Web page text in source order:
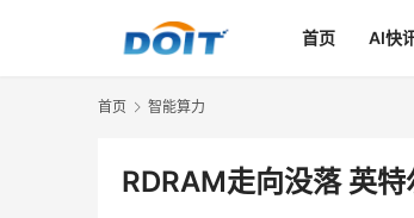
首页 AI快
首页 智能算力
RDRAM走向没落 英